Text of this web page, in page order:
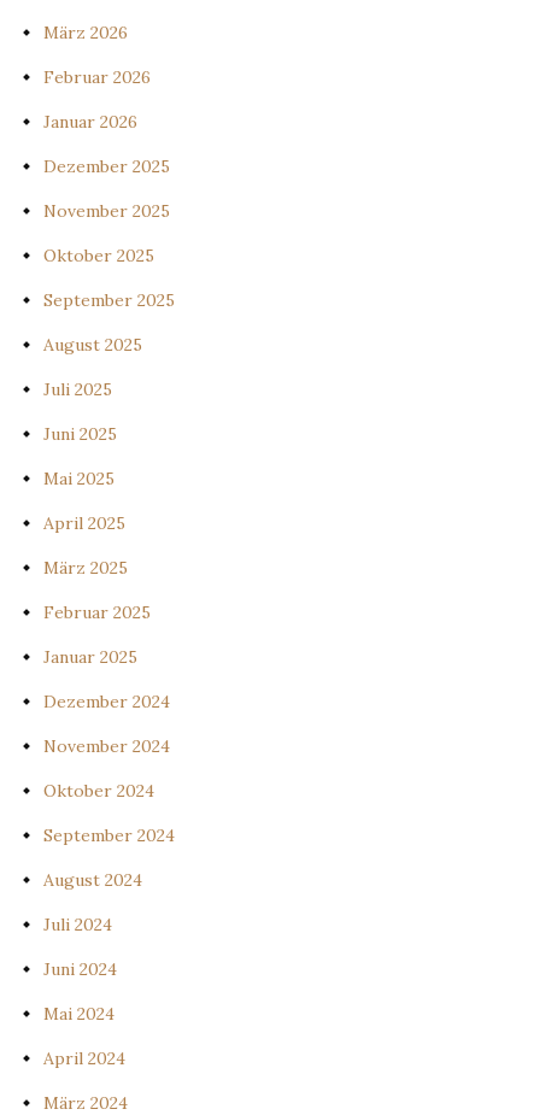
März 2026
Februar 2026
Januar 2026
Dezember 2025
November 2025
Oktober 2025
September 2025
August 2025
Juli 2025
Juni 2025
Mai 2025
April 2025
März 2025
Februar 2025
Januar 2025
Dezember 2024
November 2024
Oktober 2024
September 2024
August 2024
Juli 2024
Juni 2024
Mai 2024
April 2024
März 2024